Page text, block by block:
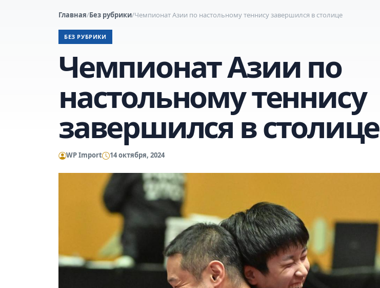
Главная/Без рубрики/Чемпионат Азии по настольному теннису завершился в столице
БЕЗ РУБРИКИ
Чемпионат Азии по
настольному теннису
завершился в столице
WP Import 14 октября, 2024